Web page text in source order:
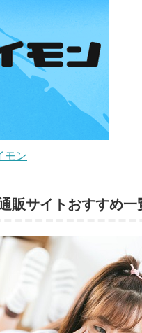
モン
販サイトおすすめ一